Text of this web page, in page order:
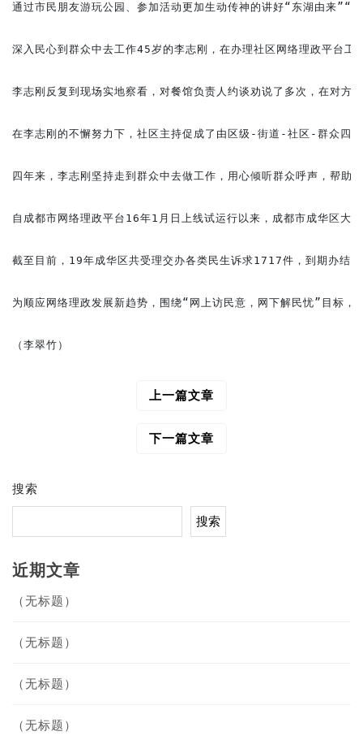
通过市民朋友游玩公园、参加活动更加生动传神的讲好“东湖由来
深入民心到群众中去工作45岁的李志刚，在办理社区网络理政平台
李志刚反复到现场实地察看，对餐馆负责人约谈劝说了多次，在对方
在李志刚的不懈努力下，社区主持促成了由区级-街道-社区-群众四
四年来，李志刚坚持走到群众中去做工作，用心倾听群众呼声，帮助
自成都市网络理政平台16年1月日上线试运行以来，成都市成华区大
截至目前，19年成华区共受理交办各类民生诉求1717件，到期办结
为顺应网络理政发展新趋势，围绕“网上访民意，网下解民忧”目标
上一篇文章
下一篇文章
搜索
搜索
近期文章
（无标题）
（无标题）
（无标题）
（无标题）